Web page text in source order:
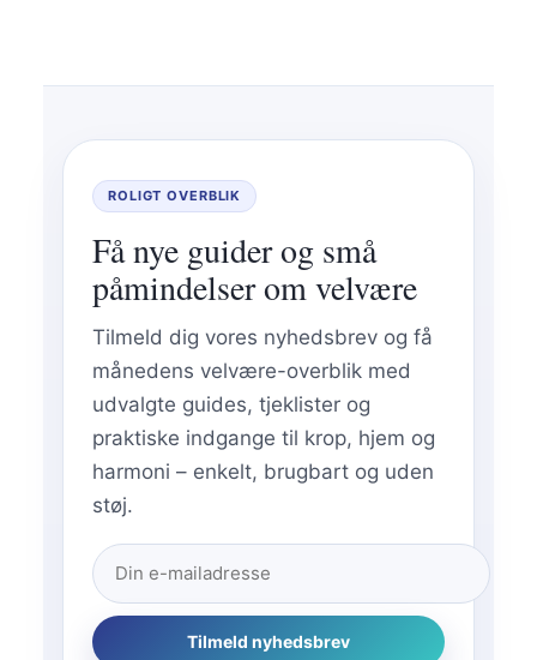
ROLIGT OVERBLIK
Få nye guider og små
påmindelser om velvære
Tilmeld dig vores nyhedsbrev og få
månedens velvære-overblik med
udvalgte guides, tjeklister og
praktiske indgange til krop, hjem og
harmoni – enkelt, brugbart og uden
støj.
Tilmeld nyhedsbrev